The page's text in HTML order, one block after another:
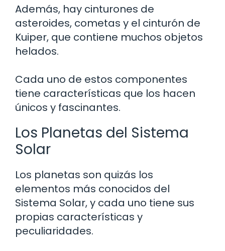
Además, hay cinturones de
asteroides, cometas y el cinturón de
Kuiper, que contiene muchos objetos
helados.
Cada uno de estos componentes
tiene características que los hacen
únicos y fascinantes.
Los Planetas del Sistema
Solar
Los planetas son quizás los
elementos más conocidos del
Sistema Solar, y cada uno tiene sus
propias características y
peculiaridades.